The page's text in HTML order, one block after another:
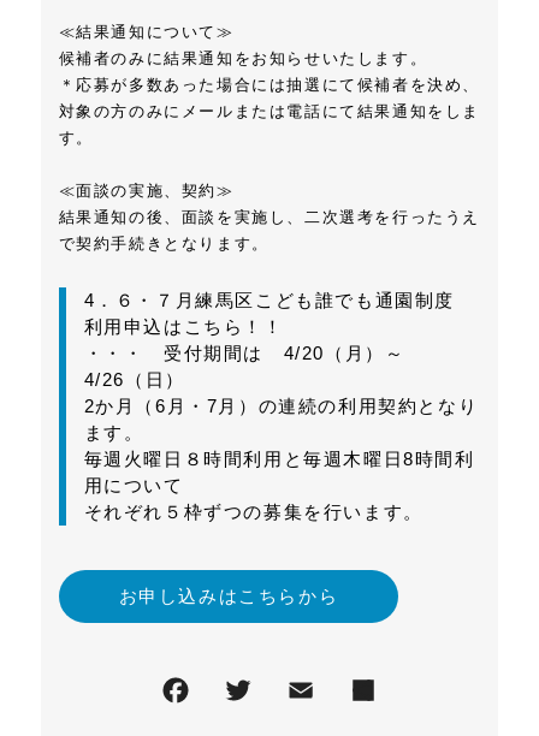
≪結果通知について≫
候補者のみに結果通知をお知らせいたします。
＊応募が多数あった場合には抽選にて候補者を決め、
対象の方のみにメールまたは電話にて結果通知をしま
す。
≪面談の実施、契約≫
結果通知の後、面談を実施し、二次選考を行ったうえ
で契約手続きとなります。
4．６・７月練馬区こども誰でも通園制度
利用申込はこちら！！
・・・ 受付期間は 4/20（月）～
4/26（日）
2か月（6月・7月）の連続の利用契約となり
ます。
毎週火曜日８時間利用と毎週木曜日8時間利
用について
それぞれ５枠ずつの募集を行います。
お申し込みはこちらから